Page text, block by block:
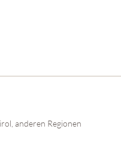
anderen Regionen